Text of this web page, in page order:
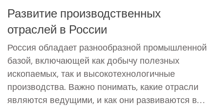
Развитие производственных
отраслей в России
Россия обладает разнообразной промышленной
базой, включающей как добычу полезных
ископаемых, так и высокотехнологичные
производства. Важно понимать, какие отрасли
являются ведущими, и как они развиваются в